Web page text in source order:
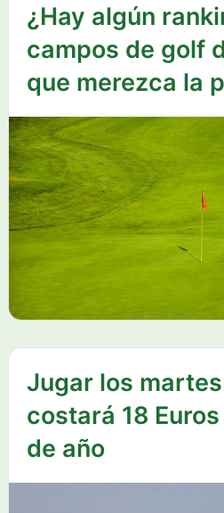
¿Hay algún
campos de golf
que merezca la
Jugar los
costará 18
de año